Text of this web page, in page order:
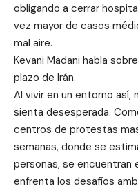
obligando a cerrar
vez mayor de casos
mal aire.
Kevani Madani habla
plazo de Irán.
Al vivir en un entorno así,
sienta desesperada.
centros de protestas
semanas, donde se
personas, se encuentran
enfrenta los desafíos